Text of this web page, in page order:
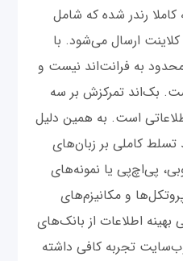
رندر شده که شامل
ارسال می‌شود. با
به فرانت‌اند نیست و
بک‌اند تمرکزش بر سه
است. به همین دلیل
کاملی بر زبان‌های
پی‌اچ‌پی یا نمونه‌های
و مکانیزم‌های
بهینه اطلاعات از بانک‌های
تجربه کافی داشته